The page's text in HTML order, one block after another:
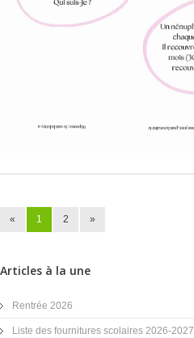
« 1 2 »
Articles à la une
Rentrée 2026
Liste des fournitures scolaires 2026-2027